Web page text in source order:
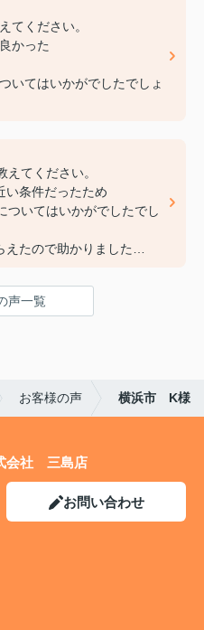
てください。
かった
いてはいかがでしたでしょ
についてや、その他ご意
ましたらお聞かせくださ
てください。
い条件だったため
ついてはいかがでしたでし
えたので助かりました
ください。
してお任せ出来ました
声一覧
お客様の声 横浜市 K様
会社 三島店
お問い合わせ